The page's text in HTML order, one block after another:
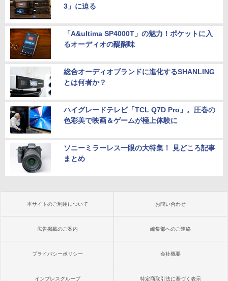
3」に迫る
「A&ultima SP4000T」の魅力！ポケットに入
るオーディオの醍醐味
総合オーディオブランドに進化するSHANLING
とは何者か？
ハイグレードテレビ「TCL Q7D Pro」。圧巻の
色彩美で映画＆ゲームが極上体験に
ソニーミラーレス一眼の大特集！ 見どころ記事
まとめ
本サイトのご利用について お問い合わせ
広告掲載のご案内 編集部へのご連絡
プライバシーポリシー 会社概要
インプレスグループ 特定商取引法に基づく表示